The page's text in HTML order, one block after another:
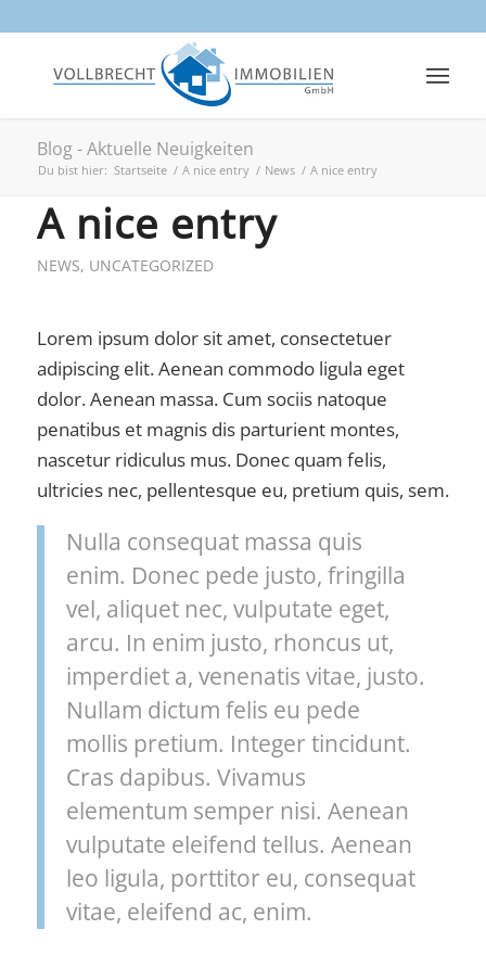
Blog - Aktuelle Neuigkeiten
Du bist hier: Startseite / A nice entry / News / A nice entry
A nice entry
NEWS, UNCATEGORIZED
Lorem ipsum dolor sit amet, consectetuer
adipiscing elit. Aenean commodo ligula eget
dolor. Aenean massa. Cum sociis natoque
penatibus et magnis dis parturient montes,
nascetur ridiculus mus. Donec quam felis,
ultricies nec, pellentesque eu, pretium quis, sem.
Nulla consequat massa quis
enim. Donec pede justo, fringilla
vel, aliquet nec, vulputate eget,
arcu. In enim justo, rhoncus ut,
imperdiet a, venenatis vitae, justo.
Nullam dictum felis eu pede
mollis pretium. Integer tincidunt.
Cras dapibus. Vivamus
elementum semper nisi. Aenean
vulputate eleifend tellus. Aenean
leo ligula, porttitor eu, consequat
vitae, eleifend ac, enim.